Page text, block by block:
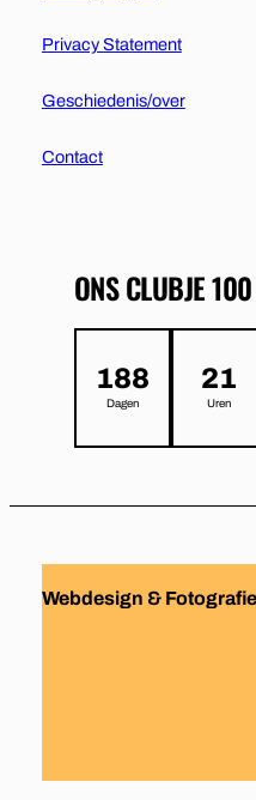
Privacy Statement
Geschiedenis/over
Contact
ONS CLUBJE
188
Dagen
21
Uren
Webdesign &